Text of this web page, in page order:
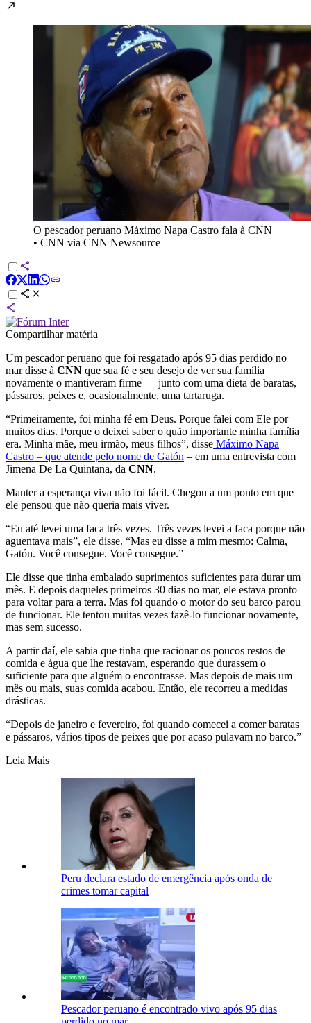
O pescador peruano Máximo Napa Castro fala à CNN
• CNN via CNN Newsource
Compartilhar matéria
Um pescador peruano que foi resgatado após 95 dias perdido no
mar disse à CNN que sua fé e seu desejo de ver sua família
novamente o mantiveram firme — junto com uma dieta de baratas,
pássaros, peixes e, ocasionalmente, uma tartaruga.
“Primeiramente, foi minha fé em Deus. Porque falei com Ele por
muitos dias. Porque o deixei saber o quão importante minha família
era. Minha mãe, meu irmão, meus filhos”, disse Máximo Napa
Castro – que atende pelo nome de Gatón – em uma entrevista com
Jimena De La Quintana, da CNN.
Manter a esperança viva não foi fácil. Chegou a um ponto em que
ele pensou que não queria mais viver.
“Eu até levei uma faca três vezes. Três vezes levei a faca porque não
aguentava mais”, ele disse. “Mas eu disse a mim mesmo: Calma,
Gatón. Você consegue. Você consegue.”
Ele disse que tinha embalado suprimentos suficientes para durar um
mês. E depois daqueles primeiros 30 dias no mar, ele estava pronto
para voltar para a terra. Mas foi quando o motor do seu barco parou
de funcionar. Ele tentou muitas vezes fazê-lo funcionar novamente,
mas sem sucesso.
A partir daí, ele sabia que tinha que racionar os poucos restos de
comida e água que lhe restavam, esperando que durassem o
suficiente para que alguém o encontrasse. Mas depois de mais um
mês ou mais, suas comida acabou. Então, ele recorreu a medidas
drásticas.
“Depois de janeiro e fevereiro, foi quando comecei a comer baratas
e pássaros, vários tipos de peixes que por acaso pulavam no barco.”
Leia Mais
Peru declara estado de emergência após onda de
crimes tomar capital
Pescador peruano é encontrado vivo após 95 dias